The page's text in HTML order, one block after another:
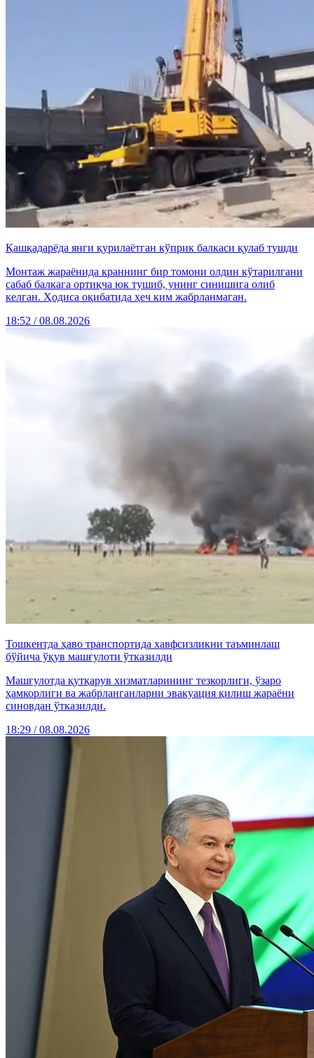
Қашқадарёда янги қурилаётган кўприк балкаси қулаб тушди
Монтаж жараёнида краннинг бир томони олдин кўтарилгани
сабаб балкага ортиқча юк тушиб, унинг синишига олиб
келган. Ҳодиса оқибатида ҳеч ким жабрланмаган.
18:52 / 08.08.2026
Тошкентда ҳаво транспортида хавфсизликни таъминлаш
бўйича ўқув машғулоти ўтказилди
Машғулотда қутқарув хизматларининг тезкорлиги, ўзаро
ҳамкорлиги ва жабрланганларни эвакуация қилиш жараёни
синовдан ўтказилди.
18:29 / 08.08.2026